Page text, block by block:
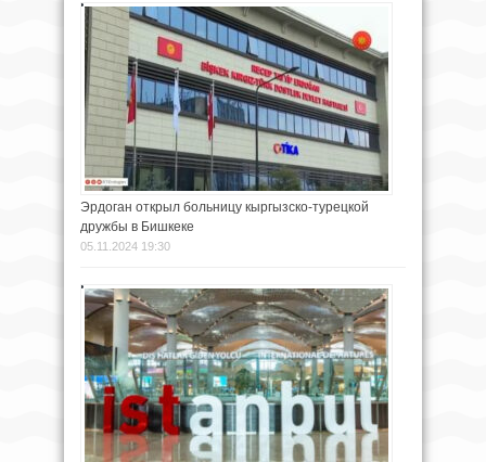
Эрдоган открыл больницу кыргызско-турецкой
дружбы в Бишкеке
05.11.2024 19:30